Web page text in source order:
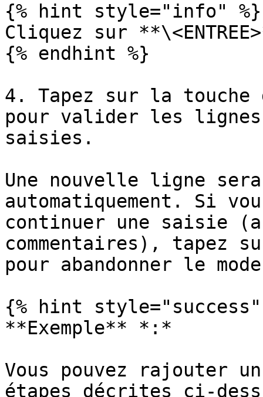
{% hint style="info" %}
Cliquez sur
{% endhint %}
4. Tapez sur la touche
pour valider les lignes
saisies.
Une nouvelle ligne
automatiquement. Si
continuer une saisie
commentaires), tapez
pour abandonner le
{% hint style="success"
**Exemple** *:*
Vous pouvez rajouter
étapes décrites ci-